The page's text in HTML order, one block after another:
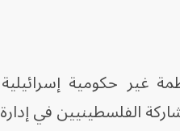
حكومية إسرائيلية
الفلسطينيين في إدارة